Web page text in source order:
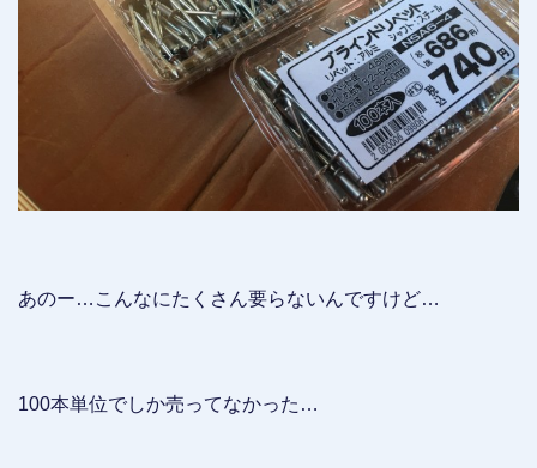
あのー…こんなにたくさん要らないんですけど…
100本単位でしか売ってなかった…